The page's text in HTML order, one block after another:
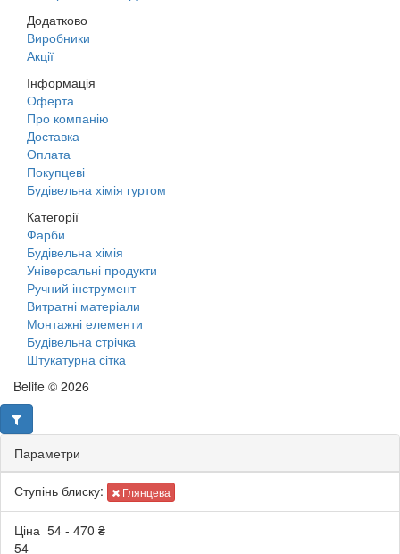
Додатково
Виробники
Акції
Інформація
Оферта
Про компанію
Доставка
Оплата
Покупцеві
Будівельна хімія гуртом
Категорії
Фарби
Будівельна хімія
Універсальні продукти
Ручний інструмент
Витратні матеріали
Монтажні елементи
Будівельна стрічка
Штукатурна сітка
Belife © 2026
Параметри
Ступінь блиску: Глянцева
Ціна 54 - 470 ₴
54